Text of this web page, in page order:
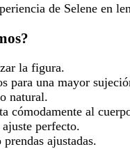
de Selene en
la figura.
para una mayor
natural.
cómodamente al
perfecto.
ajustadas.